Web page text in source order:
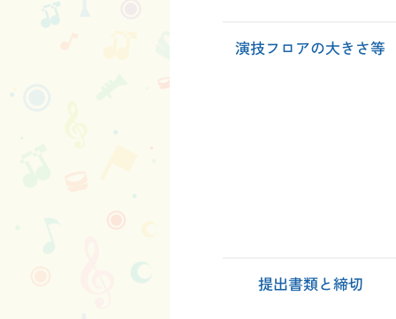
演技フロアの大きさ等
提出書類と締切